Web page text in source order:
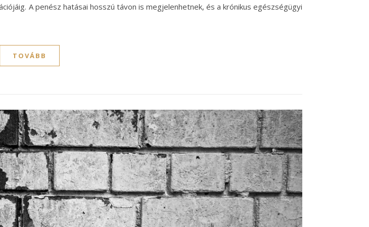
A penész hatásai hosszú távon is megjelenhetnek, és a krónikus egészségügyi
TOVÁBB